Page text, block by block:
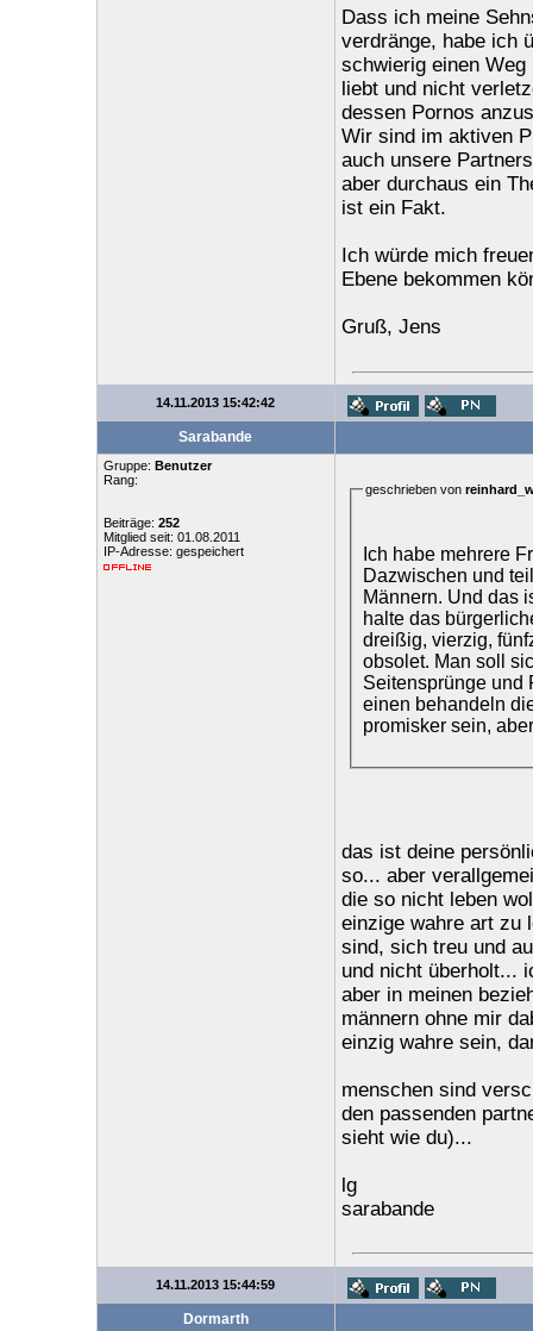
Dass ich meine
verdränge, habe ich
schwierig einen
liebt und nicht
dessen Pornos
Wir sind im aktiven
auch unsere
aber durchaus ein
ist ein Fakt.
Ich würde mich
Ebene bekommen
Gruß, Jens
14.11.2013 15:42:42
Sarabande
Gruppe: Benutzer
Rang:
Beiträge: 252
Mitglied seit: 01.08.2011
IP-Adresse: gespeichert
geschrieben von
Ich habe mehrere
Dazwischen und
Männern. Und das
halte das
dreißig, vierzig,
obsolet. Man soll
Seitensprünge und
einen behandeln
promisker sein,
das ist deine
so... aber
die so nicht leben
einzige wahre art zu
sind, sich treu und
und nicht überholt...
aber in meinen
männern ohne mir
einzig wahre sein,
menschen sind
den passenden
sieht wie du)...
lg
sarabande
14.11.2013 15:44:59
Dormarth